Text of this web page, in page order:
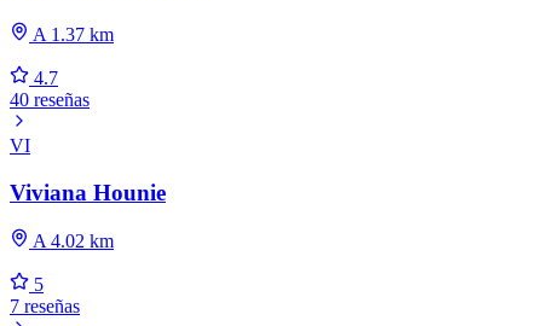
A 1.37 km
4.7
40 reseñas
VI
Viviana Hounie
A 4.02 km
5
7 reseñas